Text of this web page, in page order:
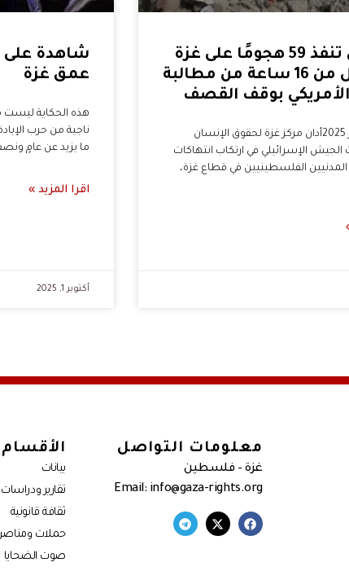
إسرائيل تنفذ 59 هجومًا على غزة
خلال أقل من 16 ساعة من مطالبة
بوقف القصف
غزة – 4 أكتوبر 2025أدان مركز غزة لحقوق الإنسان
الجيش الإسرائيلي في ارتكاب انتهاكات
الفلسطينيين في قطاع غزة،
شاهدة على
عمق غزة
هذه الحكاية
ناجية من حرب
ما يزيد عن عامٍ
اقرا المزيد »
أكتوبر 1, 2025
معلومات التواصل
غزة – فلسطين
Email: info@gaza-rights.org
الأقسام
بيانات
تقارير ودراسات
ثقافة قانونية
حملات
صوت الضحايا